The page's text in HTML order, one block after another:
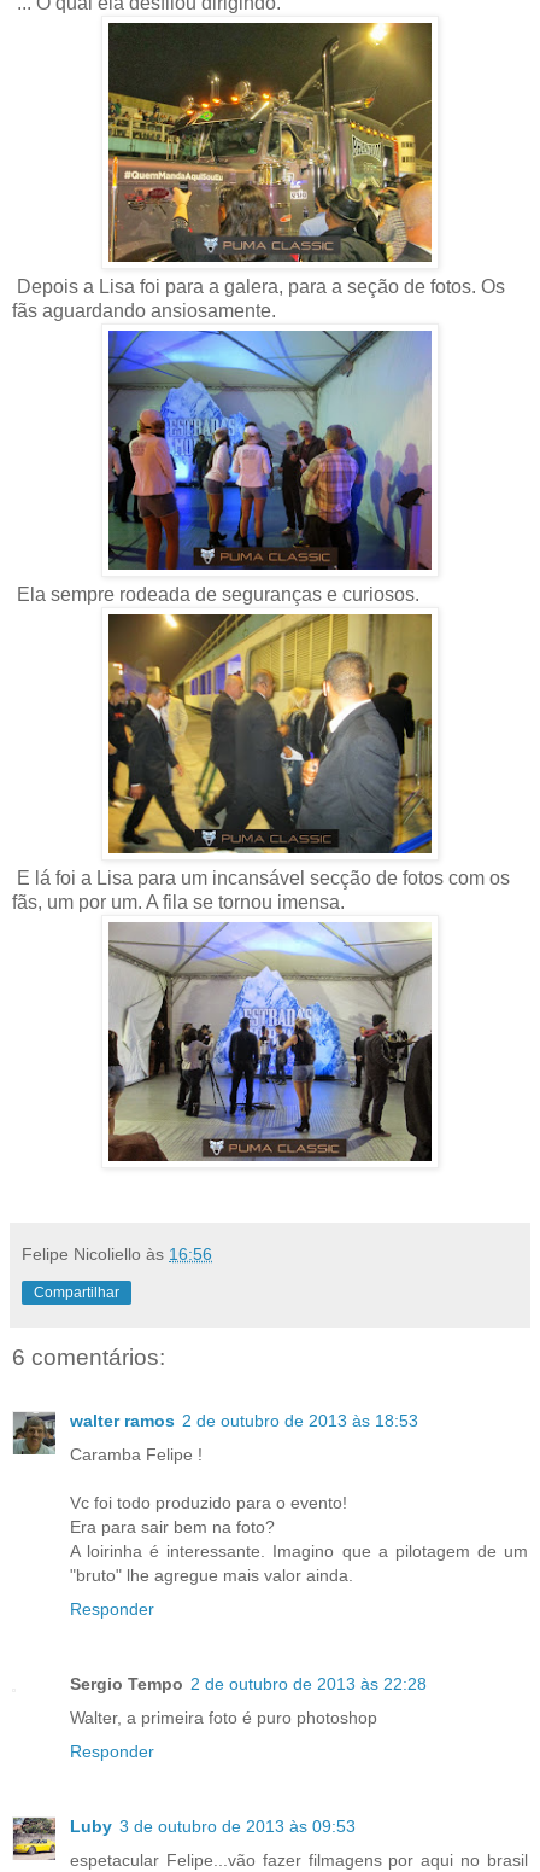
Depois a Lisa foi para a galera, para a seção de fotos. Os
fãs aguardando ansiosamente.
Ela sempre rodeada de seguranças e curiosos.
E lá foi a Lisa para um incansável secção de fotos com os
fãs, um por um. A fila se tornou imensa.
Felipe Nicoliello às 16:56
Compartilhar
6 comentários:
walter ramos 2 de outubro de 2013 às 18:53
Caramba Felipe !
Vc foi todo produzido para o evento!
Era para sair bem na foto?
A loirinha é interessante. Imagino que a pilotagem de um
"bruto" lhe agregue mais valor ainda.
Responder
Sergio Tempo 2 de outubro de 2013 às 22:28
Walter, a primeira foto é puro photoshop
Responder
Luby 3 de outubro de 2013 às 09:53
espetacular Felipe...vão fazer filmagens por aqui no brasil